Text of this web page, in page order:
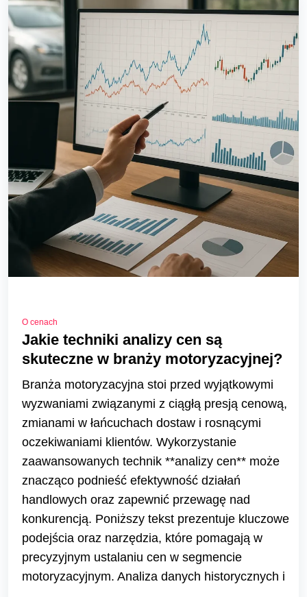
O cenach
Jakie techniki analizy cen są
skuteczne w branży motoryzacyjnej?
Branża motoryzacyjna stoi przed wyjątkowymi
wyzwaniami związanymi z ciągłą presją cenową,
zmianami w łańcuchach dostaw i rosnącymi
oczekiwaniami klientów. Wykorzystanie
zaawansowanych technik **analizy cen** może
znacząco podnieść efektywność działań
handlowych oraz zapewnić przewagę nad
konkurencją. Poniższy tekst prezentuje kluczowe
podejścia oraz narzędzia, które pomagają w
precyzyjnym ustalaniu cen w segmencie
motoryzacyjnym. Analiza danych historycznych i